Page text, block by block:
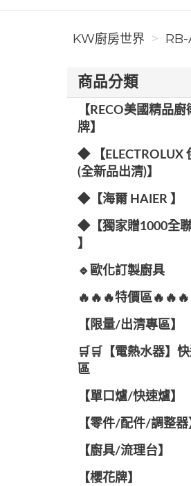
KW廚房世界 RB-
商品分類
【RECO美國精品
牌】
◆ 【ELECTROLUX
(全新品出清)】
◆【海爾 HAIER 】
◆【獨家贈1000全
】
🔹歐化訂製廚具
🔥🔥🔥特價區🔥🔥🔥
【限量/出清專區】
🛒🛒【電熱水器】
區
【單口爐/快速爐】
【零件/配件/調整器
【廚具/流理台】
【櫻花牌】